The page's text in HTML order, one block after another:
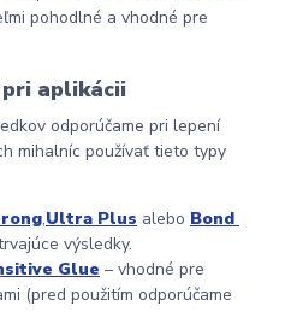
pohodlné a vhodné pre
aplikácii
odporúčame pri lepení
mihalníc používať tieto typy
,Ultra Plus alebo Bond
výsledky.
Glue – vhodné pre
(pred použitím odporúčame